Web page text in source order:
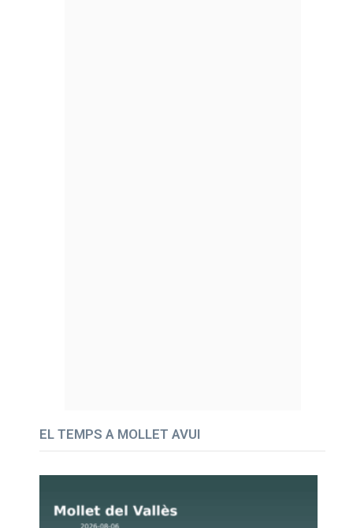
EL TEMPS A MOLLET AVUI